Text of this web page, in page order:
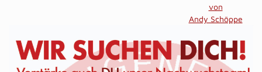
von
Andy Schöppe